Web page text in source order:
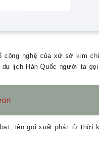
công nghệ của xứ sở kim
lịch Hàn Quốc người ta
tên gọi xuất phát từ thời